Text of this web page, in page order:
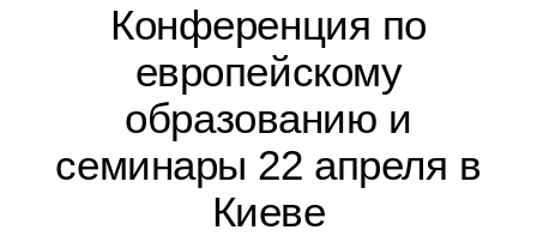
Конференция по
европейскому
образованию и
семинары 22 апреля в
Киеве